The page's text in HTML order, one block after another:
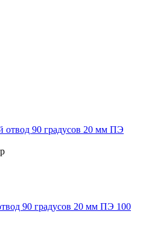
90 градусов 20 мм ПЭ 100